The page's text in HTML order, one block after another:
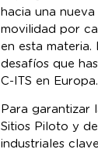
hacia una
movilidad por
en esta materia.
desafíos que
C-ITS en Europa.
Para garantizar
Sitios Piloto y
industriales